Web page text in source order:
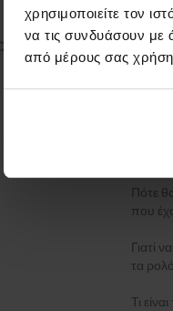
χρησιμοποιείτε τον
να τις συνδυάσουν με
από μέρους σας
Πότε
που
Γιατί
τα
Τι